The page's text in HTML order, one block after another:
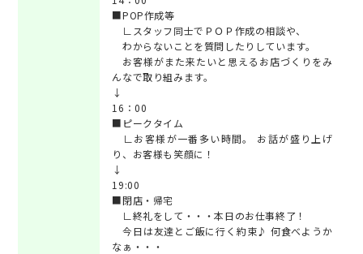
■POP作成等
∟スタッフ同士でＰＯＰ作成の相談や、
わからないことを質問したりしています。
お客様がまた来たいと思えるお店づくりをみ
んなで取り組みます。
↓
16：00
■ピークタイム
∟お客様が一番多い時間。 お話が盛り上げ
り、お客様も笑顔に！
↓
19:00
■閉店・帰宅
∟終礼をして・・・本日のお仕事終了！
今日は友達とご飯に行く約束♪ 何食べようか
なぁ・・・